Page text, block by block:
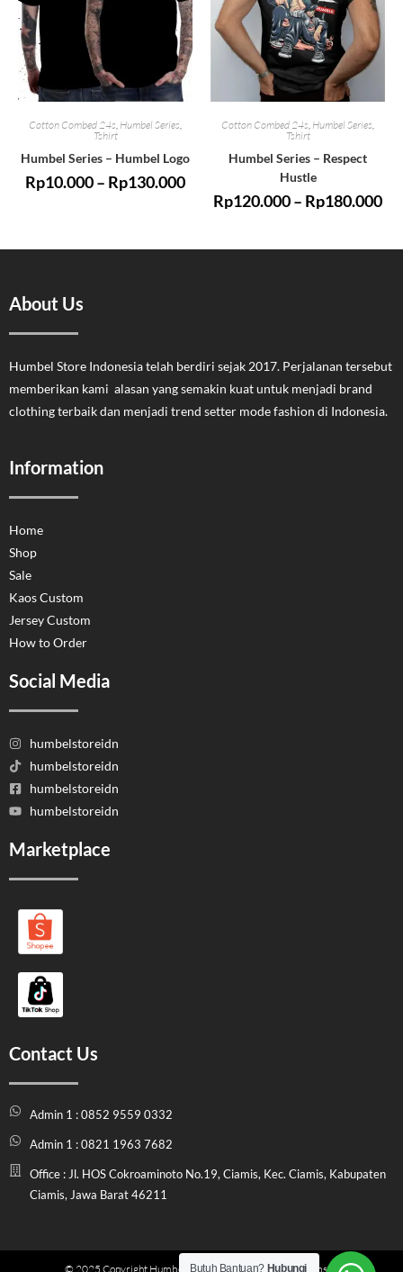
Cotton Combed 24s, Humbel Series,
Tshirt
Humbel Series – Humbel Logo
Rp10.000– Rp130.000
Cotton Combed 24s, Humbel Series,
Tshirt
Humbel Series – Respect
Hustle
Rp120.000– Rp180.000
About Us
Humbel Store Indonesia telah berdiri sejak 2017. Perjalanan tersebut
memberikan kami alasan yang semakin kuat untuk menjadi brand
clothing terbaik dan menjadi trend setter mode fashion di Indonesia.
Information
Home
Shop
Sale
Kaos Custom
Jersey Custom
How to Order
Social Media
humbelstoreidn
humbelstoreidn
humbelstoreidn
humbelstoreidn
Marketplace
Contact Us
Admin 1 : 0852 9559 0332
Admin 1 : 0821 1963 7682
Office : Jl. HOS Cokroaminoto No.19, Ciamis, Kec. Ciamis, Kabupaten
Ciamis, Jawa Barat 46211
© 2025 Copyright Humbel Store Indonesia | Official Website
Butuh Bantuan? Hubungi